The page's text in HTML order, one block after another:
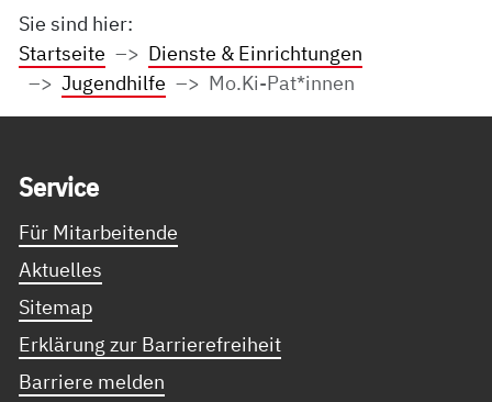
Sie sind hier:
Startseite
Dienste & Einrichtungen
Jugendhilfe
Mo.Ki-Pat*innen
Ser­vice
Für Mitarbeitende
Aktuelles
Sitemap
Erklärung zur Barrierefreiheit
Barriere melden